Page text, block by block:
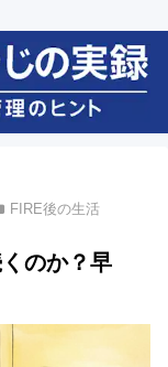
FIRE後の生活
のか？早